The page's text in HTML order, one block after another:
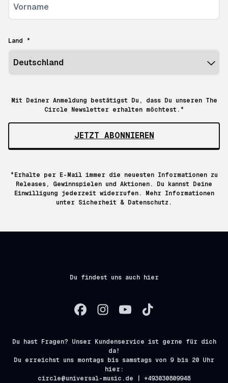
Land *
Mit Deiner Anmeldung bestätigst Du, dass Du unseren The
Circle Newsletter erhalten möchtest.*
JETZT ABONNIEREN
*Erhalte per E-Mail immer die neuesten Informationen zu
Releases, Gewinnspielen und Aktionen. Du kannst Deine
Einwilligung jederzeit widerrufen. Mehr Informationen
unter Sicherheit & Datenschutz.
Du findest uns auch hier
Du hast Fragen? Unser Kundenservice ist gerne für dich
da!
Du erreichst uns montags bis samstags von 9 bis 20 Uhr
hier:
circle@universal-music.de | +493030809948